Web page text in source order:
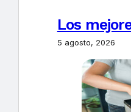
Los
5 agosto, 2026